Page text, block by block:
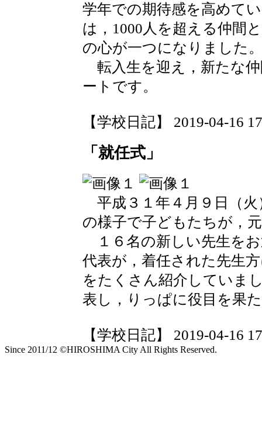
学年での期待感を高めて
は，1000人を超える仲間
の心が一つになりました
転入生を迎え，新たな
ートです。
【学校日記】 2019-04-16
「就任式」
平成３１年４月９日（
の様子で子どもたちが，
１６名の新しい先生を
代表が，着任された先生
をたくさん紹介していま
表し，りっぱに役目を果
【学校日記】 2019-04-16
Since 2011/12 ©HIROSHIMA City All Rights Reserved.